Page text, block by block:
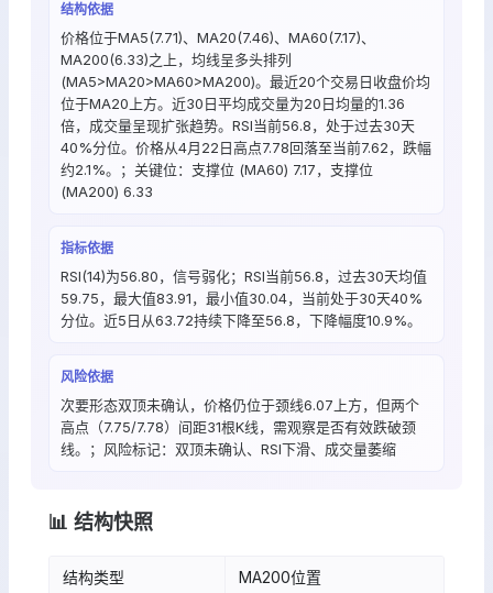
结构依据
价格位于MA5(7.71)、MA20(7.46)、MA60(7.17)、
MA200(6.33)之上，均线呈多头排列
(MA5>MA20>MA60>MA200)。最近20个交易日收盘价均
位于MA20上方。近30日平均成交量为20日均量的1.36
倍，成交量呈现扩张趋势。RSI当前56.8，处于过去30天
40%分位。价格从4月22日高点7.78回落至当前7.62，跌幅
约2.1%。；关键位：支撑位 (MA60) 7.17，支撑位
(MA200) 6.33
指标依据
RSI(14)为56.80，信号弱化；RSI当前56.8，过去30天均值
59.75，最大值83.91，最小值30.04，当前处于30天40%
分位。近5日从63.72持续下降至56.8，下降幅度10.9%。
风险依据
次要形态双顶未确认，价格仍位于颈线6.07上方，但两个
高点（7.75/7.78）间距31根K线，需观察是否有效跌破颈
线。；风险标记：双顶未确认、RSI下滑、成交量萎缩
📊 结构快照
结构类型 MA200位置